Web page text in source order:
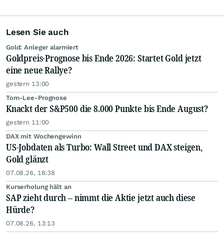
Lesen Sie auch
Gold: Anleger alarmiert
Goldpreis-Prognose bis Ende 2026: Startet Gold jetzt
eine neue Rallye?
gestern 13:00
Tom-Lee-Prognose
Knackt der S&P500 die 8.000 Punkte bis Ende August?
gestern 11:00
DAX mit Wochengewinn
US-Jobdaten als Turbo: Wall Street und DAX steigen,
Gold glänzt
07.08.26, 18:38
Kurserholung hält an
SAP zieht durch – nimmt die Aktie jetzt auch diese
Hürde?
07.08.26, 13:13